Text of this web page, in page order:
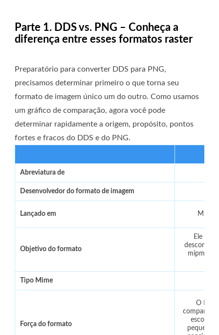
Parte 1. DDS vs. PNG – Conheça a
diferença entre esses formatos raster
Preparatório para converter DDS para PNG,
precisamos determinar primeiro o que torna seu
formato de imagem único um do outro. Como usamos
um gráfico de comparação, agora você pode
determinar rapidamente a origem, propósito, pontos
fortes e fracos do DDS e do PNG.
Abreviatura de
Desenvolvedor do formato de imagem
Lançado em
Objetivo do formato
Ele
mipmap,
Tipo Mime
Força do formato
O
escolher
pequeno,